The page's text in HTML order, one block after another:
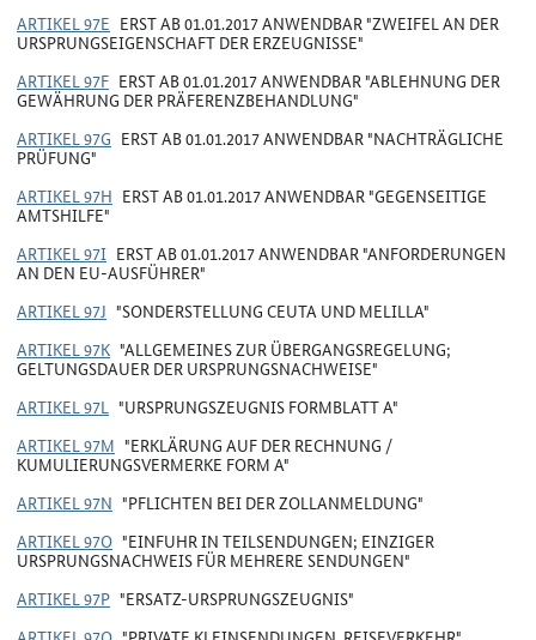
ARTIKEL 97E ERST AB 01.01.2017 ANWENDBAR "ZWEIFEL AN DER
URSPRUNGSEIGENSCHAFT DER ERZEUGNISSE"
ARTIKEL 97F ERST AB 01.01.2017 ANWENDBAR "ABLEHNUNG DER
GEWÄHRUNG DER PRÄFERENZBEHANDLUNG"
ARTIKEL 97G ERST AB 01.01.2017 ANWENDBAR "NACHTRÄGLICHE
PRÜFUNG"
ARTIKEL 97H ERST AB 01.01.2017 ANWENDBAR "GEGENSEITIGE
AMTSHILFE"
ARTIKEL 97I ERST AB 01.01.2017 ANWENDBAR "ANFORDERUNGEN
AN DEN EU-AUSFÜHRER"
ARTIKEL 97J "SONDERSTELLUNG CEUTA UND MELILLA"
ARTIKEL 97K "ALLGEMEINES ZUR ÜBERGANGSREGELUNG;
GELTUNGSDAUER DER URSPRUNGSNACHWEISE"
ARTIKEL 97L "URSPRUNGSZEUGNIS FORMBLATT A"
ARTIKEL 97M "ERKLÄRUNG AUF DER RECHNUNG /
KUMULIERUNGSVERMERKE FORM A"
ARTIKEL 97N "PFLICHTEN BEI DER ZOLLANMELDUNG"
ARTIKEL 97O "EINFUHR IN TEILSENDUNGEN; EINZIGER
URSPRUNGSNACHWEIS FÜR MEHRERE SENDUNGEN"
ARTIKEL 97P "ERSATZ-URSPRUNGSZEUGNIS"